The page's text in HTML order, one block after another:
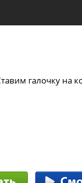
галочку на